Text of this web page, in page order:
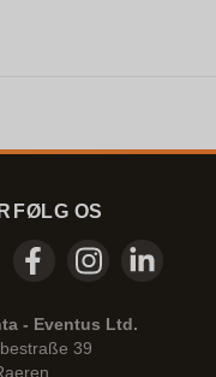
FØLG OS
- Eventus Ltd.
39